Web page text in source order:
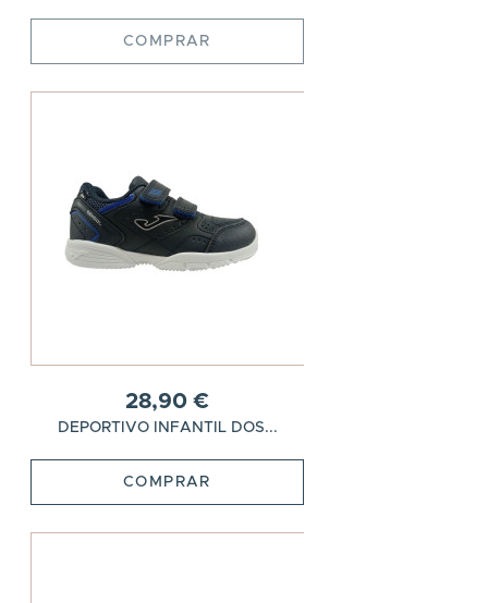
COMPRAR
28,90 €
DEPORTIVO INFANTIL DOS...
COMPRAR